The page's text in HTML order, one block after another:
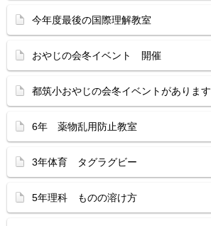
今年度最後の国際理解教室
おやじの会冬イベント 開催
都筑小おやじの会冬イベントがあります
6年 薬物乱用防止教室
3年体育 タグラグビー
5年理科 ものの溶け方